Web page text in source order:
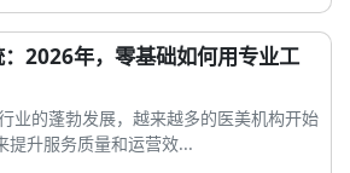
2026年，零基础如何用专业工
业的蓬勃发展，越来越多的医美机构开始
提升服务质量和运营效...